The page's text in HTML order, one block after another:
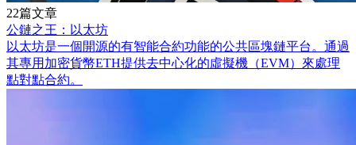
22篇文章
公鏈之王：以太坊
以太坊是一個開源的有智能合約功能的公共區塊鏈平台。通過
其專用加密貨幣ETH提供去中心化的虛擬機（EVM）來處理
點對點合約。